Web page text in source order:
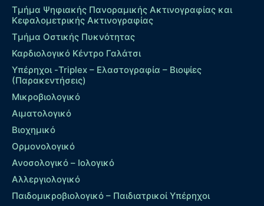
Τμήμα Ψηφιακής Πανοραμικής Ακτινογραφίας και
Κεφαλομετρικής Ακτινογραφίας
Τμήμα Οστικής Πυκνότητας
Καρδιολογικό Κέντρο Γαλάτσι
Υπέρηχοι -Triplex – Eλαστογραφία – Βιοψίες
(Παρακεντήσεις)
Μικροβιολογικό
Αιματολογικό
Βιοχημικό
Ορμονολογικό
Ανοσολογικό – Ιολογικό
Αλλεργιολογικό
Παιδομικροβιολογικό – Παιδιατρικοί Υπέρηχοι